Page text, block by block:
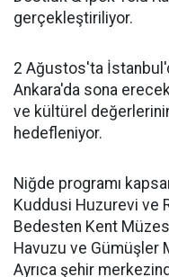
gerçekleştiriliyor.
2 Ağustos'ta
Ankara'da sona
ve kültürel
hedefleniyor.
Niğde programı
Kuddusi Huzurevi ve
Bedesten Kent
Havuzu ve Gümüşler
Ayrıca şehir